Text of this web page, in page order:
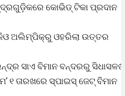
କୋଭିଡ୍ ଟିକା ପ୍ରଦାନ
ଅଲିମ୍ପିକ୍‌ରୁ ଓହରିଲା ଉତ୍ତର
ସାଏ ବିମାନ ବନ୍ଦରରୁ ସିଧାସଳଖ
୧ ତାରଖରେ ସ୍ପାଇସ୍ ଜେଟ୍ ବିମାନ